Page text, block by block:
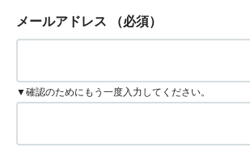
メールアドレス （必須）
▼確認のためにもう一度入力してください。